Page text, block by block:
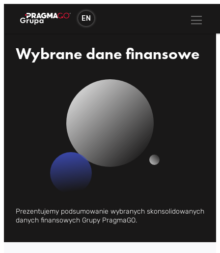
treści
EN
Wybrane dane finansowe
Prezentujemy podsumowanie wybranych skonsolidowanych
danych finansowych Grupy PragmaGO.